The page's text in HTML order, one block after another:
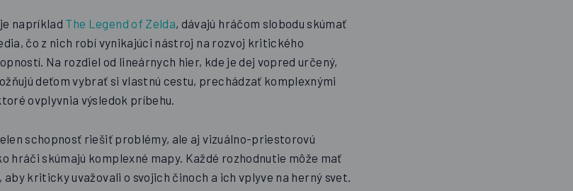
napríklad The Legend of Zelda, dávajú hráčom slobodu skúmať
čo z nich robí vynikajúci nástroj na rozvoj kritického
Na rozdiel od lineárnych hier, kde je dej vopred určený,
deťom vybrať si vlastnú cestu, prechádzať komplexnými
ovplyvnia výsledok príbehu.
schopnosť riešiť problémy, ale aj vizuálno-priestorovú
hráči skúmajú komplexné mapy. Každé rozhodnutie môže mať
kriticky uvažovali o svojich činoch a ich vplyve na herný svet.